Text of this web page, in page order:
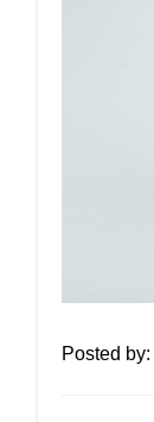
Posted by: